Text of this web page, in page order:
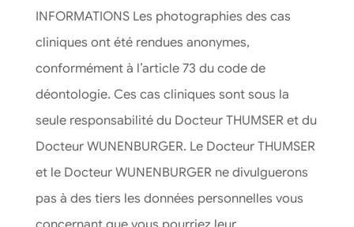
INFORMATIONS Les photographies des cas
cliniques ont été rendues anonymes,
conformément à l’article 73 du code de
déontologie. Ces cas cliniques sont sous la
seule responsabilité du Docteur THUMSER et du
Docteur WUNENBURGER. Le Docteur THUMSER
et le Docteur WUNENBURGER ne divulguerons
pas à des tiers les données personnelles vous